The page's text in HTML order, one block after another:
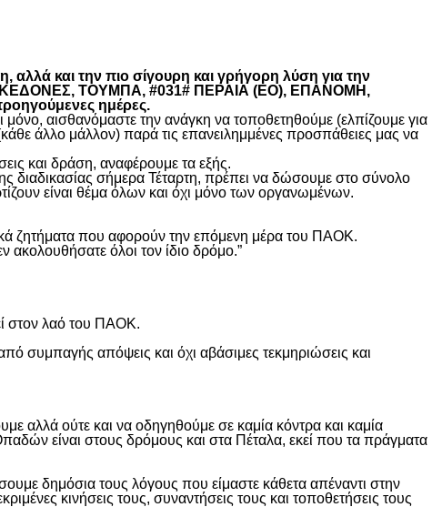
και την πιο σίγουρη και γρήγορη λύση για την
ΤΟΥΜΠΑ, #031# ΠΕΡΑΙΑ (ΕΟ), ΕΠΑΝΟΜΗ,
ημέρες.
αισθανόμαστε την ανάγκη να τοποθετηθούμε (ελπίζουμε για
άλλο μάλλον) παρά τις επανειλημμένες προσπάθειες μας να
και δράση, αναφέρουμε τα εξής.
διαδικασίας σήμερα Τέταρτη, πρέπει να δώσουμε στο σύνολο
είναι θέμα όλων και όχι μόνο των οργανωμένων.
ζητήματα που αφορούν την επόμενη μέρα του ΠΑΟΚ.
ακολουθήσατε όλοι τον ίδιο δρόμο.”
στον λαό του ΠΑΟΚ.
συμπαγής απόψεις και όχι αβάσιμες τεκμηριώσεις και
αλλά ούτε και να οδηγηθούμε σε καμία κόντρα και καμία
είναι στους δρόμους και στα Πέταλα, εκεί που τα πράγματα
δημόσια τους λόγους που είμαστε κάθετα απέναντι στην
κινήσεις τους, συναντήσεις τους και τοποθετήσεις τους